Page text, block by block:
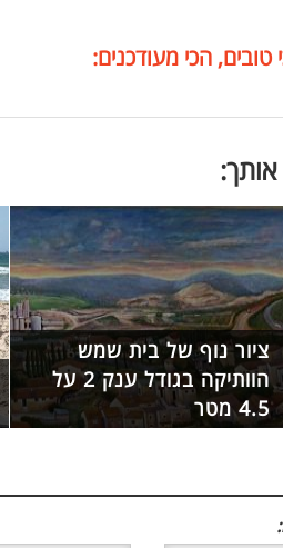
טובים, הכי מעודכנים:
אותך:
ציור נוף של בית שמש
הוותיקה בגודל ענק 2 על
4.5 מטר